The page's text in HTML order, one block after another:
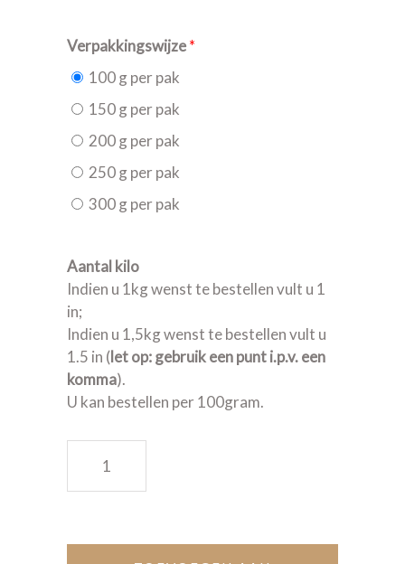
Verpakkingswijze*
100 g per pak
150 g per pak
200 g per pak
250 g per pak
300 g per pak
Aantal kilo
Indien u 1kg wenst te bestellen vult u 1
in;
Indien u 1,5kg wenst te bestellen vult u
1.5 in (let op: gebruik een punt i.p.v. een
komma).
U kan bestellen per 100gram.